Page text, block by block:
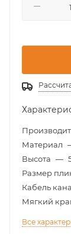
Материал
Высота —
Размер
Кабель
Мягкий
Все